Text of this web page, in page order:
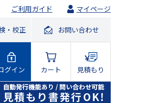
ご利用ガイド マイページ
・校正 お問い合わせ
グイン カート 見積もり